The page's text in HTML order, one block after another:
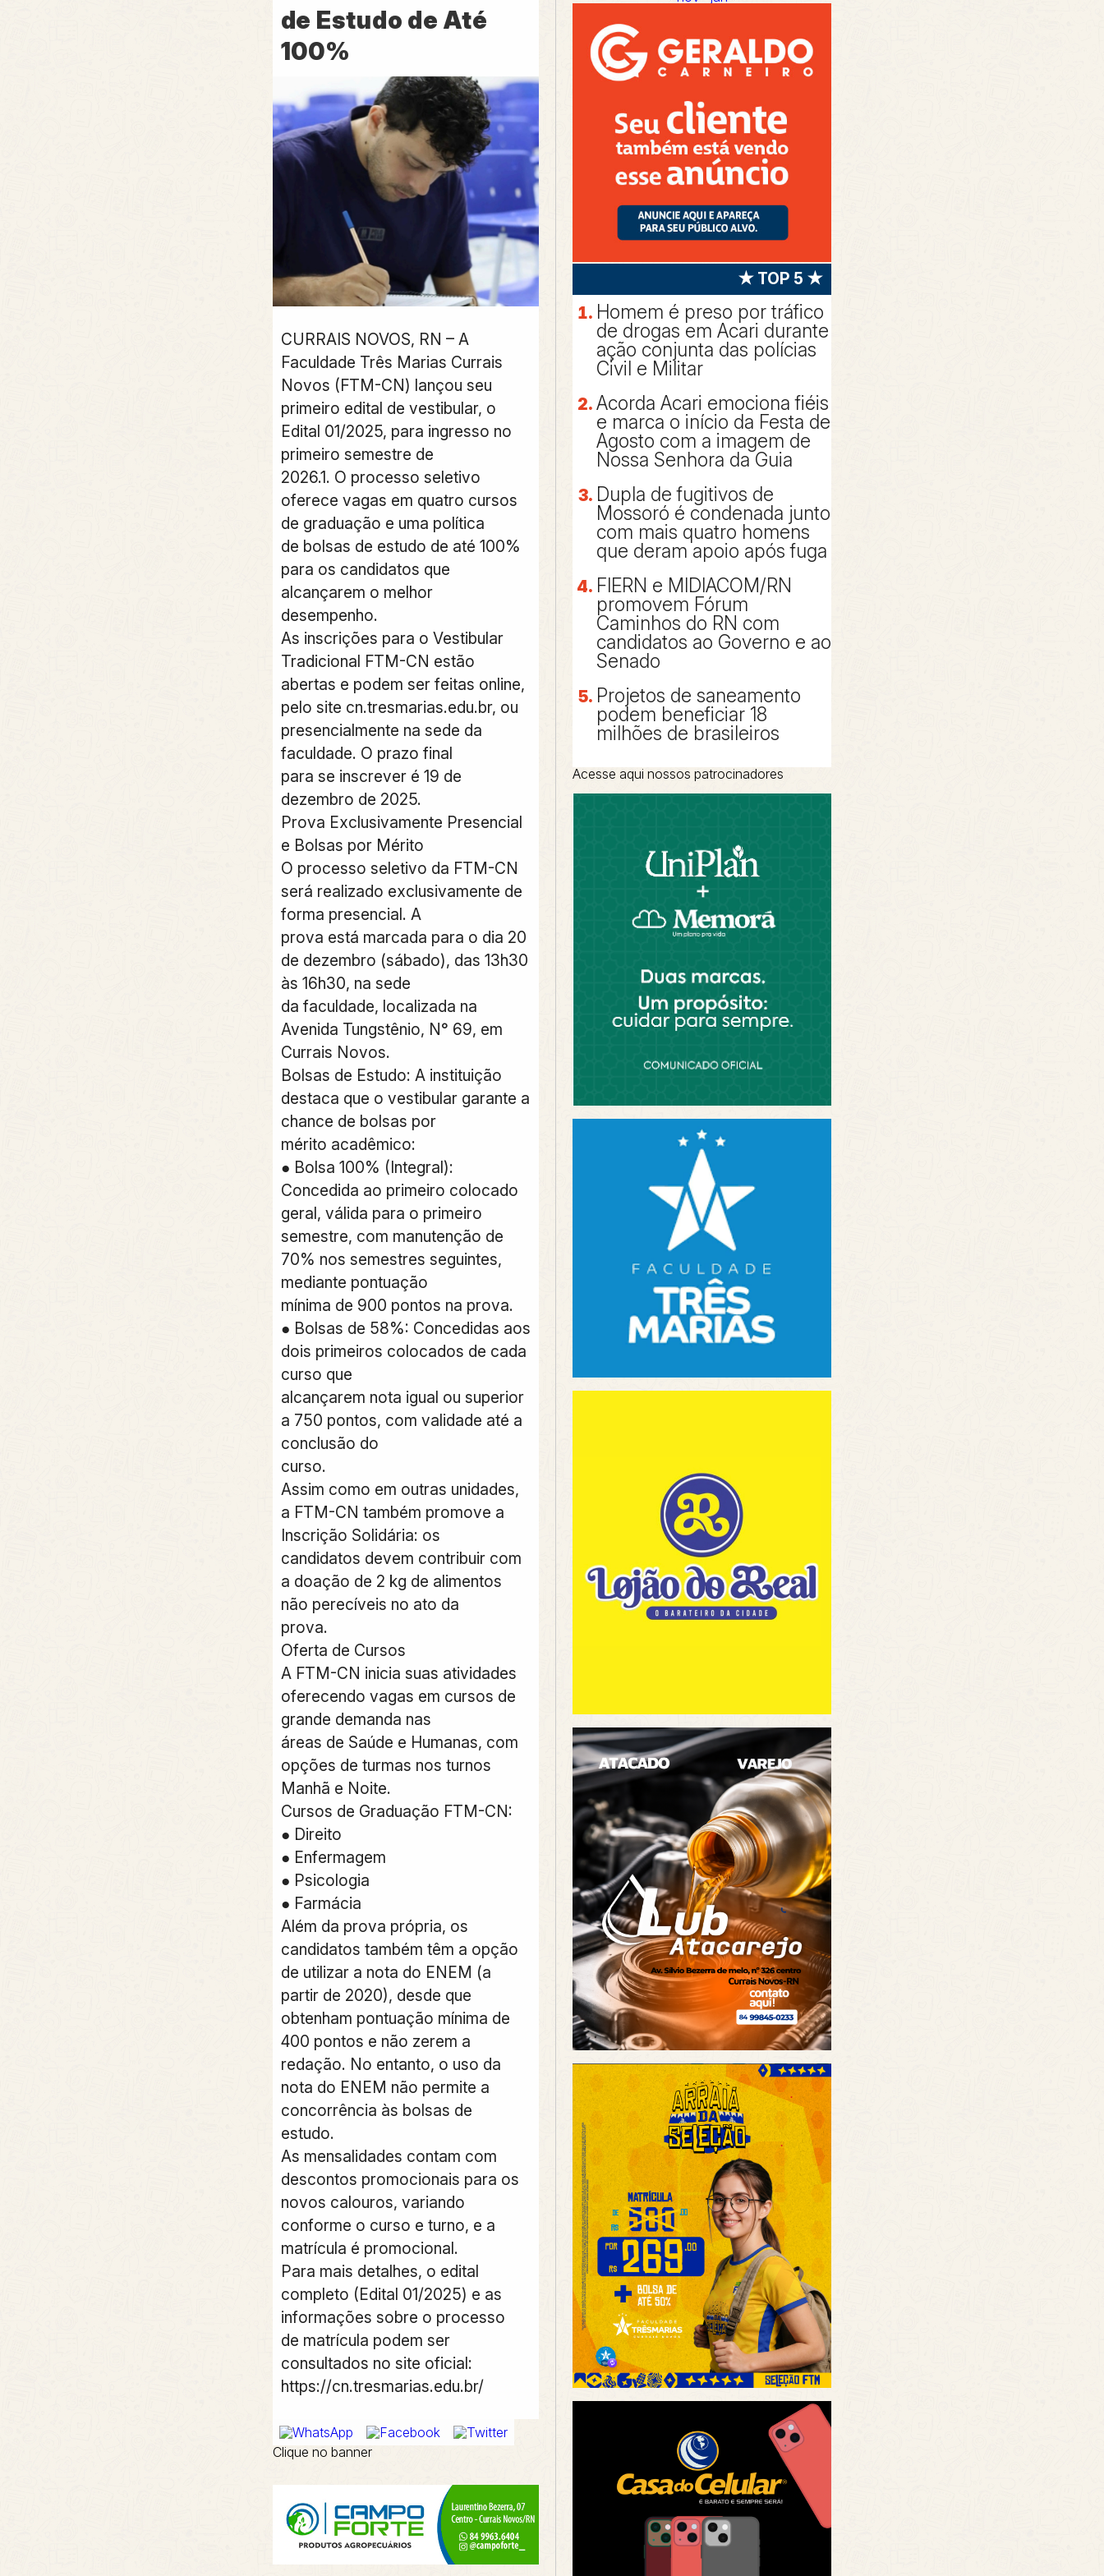
de Estudo de Até
100%
CURRAIS NOVOS, RN – A
Faculdade Três Marias Currais
Novos (FTM-CN) lançou seu
primeiro edital de vestibular, o
Edital 01/2025, para ingresso no
primeiro semestre de
2026.1. O processo seletivo
oferece vagas em quatro cursos
de graduação e uma política
de bolsas de estudo de até 100%
para os candidatos que
alcançarem o melhor
desempenho.
As inscrições para o Vestibular
Tradicional FTM-CN estão
abertas e podem ser feitas online,
pelo site cn.tresmarias.edu.br, ou
presencialmente na sede da
faculdade. O prazo final
para se inscrever é 19 de
dezembro de 2025.
Prova Exclusivamente Presencial
e Bolsas por Mérito
O processo seletivo da FTM-CN
será realizado exclusivamente de
forma presencial. A
prova está marcada para o dia 20
de dezembro (sábado), das 13h30
às 16h30, na sede
da faculdade, localizada na
Avenida Tungstênio, N° 69, em
Currais Novos.
Bolsas de Estudo: A instituição
destaca que o vestibular garante a
chance de bolsas por
mérito acadêmico:
● Bolsa 100% (Integral):
Concedida ao primeiro colocado
geral, válida para o primeiro
semestre, com manutenção de
70% nos semestres seguintes,
mediante pontuação
mínima de 900 pontos na prova.
● Bolsas de 58%: Concedidas aos
dois primeiros colocados de cada
curso que
alcançarem nota igual ou superior
a 750 pontos, com validade até a
conclusão do
curso.
Assim como em outras unidades,
a FTM-CN também promove a
Inscrição Solidária: os
candidatos devem contribuir com
a doação de 2 kg de alimentos
não perecíveis no ato da
prova.
Oferta de Cursos
A FTM-CN inicia suas atividades
oferecendo vagas em cursos de
grande demanda nas
áreas de Saúde e Humanas, com
opções de turmas nos turnos
Manhã e Noite.
Cursos de Graduação FTM-CN:
● Direito
● Enfermagem
● Psicologia
● Farmácia
Além da prova própria, os
candidatos também têm a opção
de utilizar a nota do ENEM (a
partir de 2020), desde que
obtenham pontuação mínima de
400 pontos e não zerem a
redação. No entanto, o uso da
nota do ENEM não permite a
concorrência às bolsas de
estudo.
As mensalidades contam com
descontos promocionais para os
novos calouros, variando
conforme o curso e turno, e a
matrícula é promocional.
Para mais detalhes, o edital
completo (Edital 01/2025) e as
informações sobre o processo
de matrícula podem ser
consultados no site oficial:
https://cn.tresmarias.edu.br/
Clique no banner
★ TOP 5 ★
Homem é preso por tráfico
de drogas em Acari durante
ação conjunta das polícias
Civil e Militar
Acorda Acari emociona fiéis
e marca o início da Festa de
Agosto com a imagem de
Nossa Senhora da Guia
Dupla de fugitivos de
Mossoró é condenada junto
com mais quatro homens
que deram apoio após fuga
FIERN e MIDIACOM/RN
promovem Fórum
Caminhos do RN com
candidatos ao Governo e ao
Senado
Projetos de saneamento
podem beneficiar 18
milhões de brasileiros
Acesse aqui nossos patrocinadores